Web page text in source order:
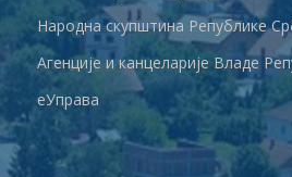
Народна скупштина Републике
Агенције и канцеларије Владе
еУправа